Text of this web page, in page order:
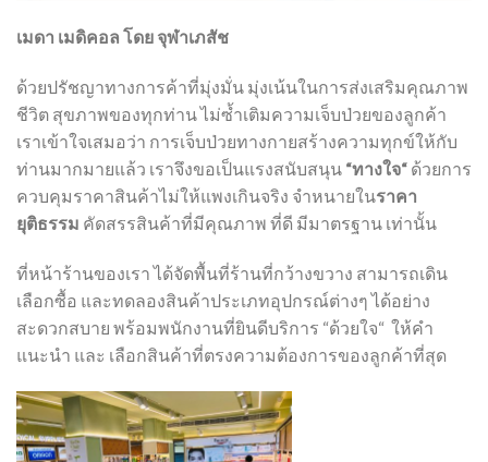
เมดา เมดิคอล โดย จุฬาเภสัช
ด้วยปรัชญาทางการค้าที่มุ่งมั่น มุ่งเน้นในการส่งเสริมคุณภาพ
ชีวิต สุขภาพของทุกท่านไม่ซ้ำเติมความเจ็บป่วยของลูกค้า
เราเข้าใจเสมอว่า การเจ็บป่วยทางกายสร้างความทุกข์ให้กับ
ท่านมากมายแล้ว เราจึงขอเป็นแรงสนับสนุน “ทางใจ“ ด้วยการ
ควบคุมราคาสินค้าไม่ให้แพงเกินจริง จำหนายในราคา
ยุติธรรม คัดสรรสินค้าที่มีคุณภาพ ที่ดี มีมาตรฐาน เท่านั้น
ที่หน้าร้านของเรา ได้จัดพื้นที่ร้านที่กว้างขวาง สามารถเดิน
เลือกซื้อ และทดลองสินค้าประเภทอุปกรณ์ต่างๆ ได้อย่าง
สะดวกสบาย พร้อมพนักงานที่ยินดีบริการ “ด้วยใจ“ ให้คำ
แนะนำ และ เลือกสินค้าที่ตรงความต้องการของลูกค้าที่สุด